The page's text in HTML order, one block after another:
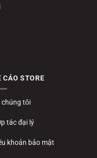
CÁO STORE
chúng tôi
tác đại lý
khoản bảo mật